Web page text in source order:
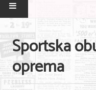
POČETNA
Posao
Usluge
Sportska
oprema